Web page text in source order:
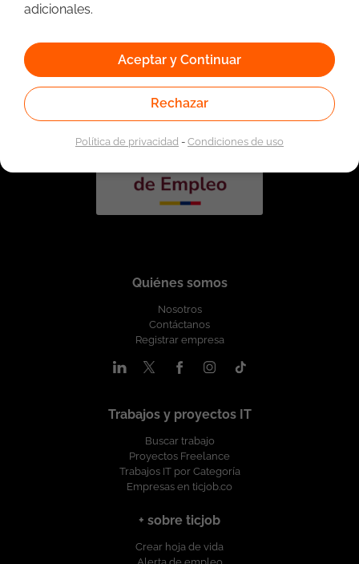
del Servicio Público de Empleo según Resolución No.
0026 del 17 de Enero de 2023,
Quiénes somos
Nosotros
Contáctanos
Registrar empresa
Trabajos y proyectos IT
Buscar trabajo
Proyectos Freelance
Trabajos IT por Categoría
Empresas en ticjob.co
+ sobre ticjob
Crear hoja de vida
adicionales.
Aceptar y Continuar
Rechazar
Política de privacidad-Condiciones de uso